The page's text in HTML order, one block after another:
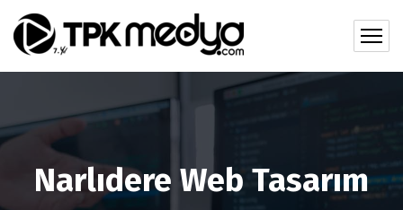
Narlıdere Web Tasarım